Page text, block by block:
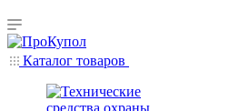
Каталог товаров